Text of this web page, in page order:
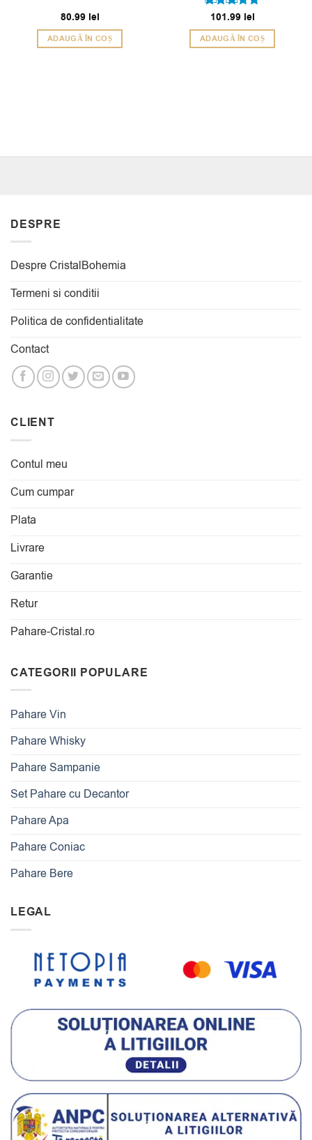
80.99 lei
ADAUGĂ ÎN COȘ
Evaluat la
5din 5
101.99 lei
ADAUGĂ ÎN COȘ
DESPRE
Despre CristalBohemia
Termeni si conditii
Politica de confidentialitate
Contact
CLIENT
Contul meu
Cum cumpar
Plata
Livrare
Garantie
Retur
Pahare-Cristal.ro
CATEGORII POPULARE
Pahare Vin
Pahare Whisky
Pahare Sampanie
Set Pahare cu Decantor
Pahare Apa
Pahare Coniac
Pahare Bere
LEGAL